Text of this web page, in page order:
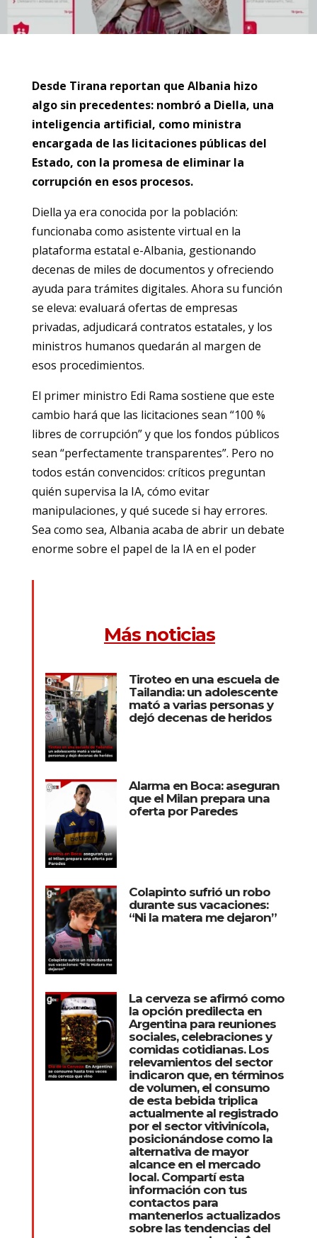
Desde Tirana reportan que Albania hizo
algo sin precedentes: nombró a Diella, una
inteligencia artificial, como ministra
encargada de las licitaciones públicas del
Estado, con la promesa de eliminar la
corrupción en esos procesos.
Diella ya era conocida por la población:
funcionaba como asistente virtual en la
plataforma estatal e-Albania, gestionando
decenas de miles de documentos y ofreciendo
ayuda para trámites digitales. Ahora su función
se eleva: evaluará ofertas de empresas
privadas, adjudicará contratos estatales, y los
ministros humanos quedarán al margen de
esos procedimientos.
El primer ministro Edi Rama sostiene que este
cambio hará que las licitaciones sean “100 %
libres de corrupción” y que los fondos públicos
sean “perfectamente transparentes”. Pero no
todos están convencidos: críticos preguntan
quién supervisa la IA, cómo evitar
manipulaciones, y qué sucede si hay errores.
Sea como sea, Albania acaba de abrir un debate
enorme sobre el papel de la IA en el poder
Más noticias
Tiroteo en una escuela de
Tailandia: un adolescente
mató a varias personas y
dejó decenas de heridos
Alarma en Boca: aseguran
que el Milan prepara una
oferta por Paredes
Colapinto sufrió un robo
durante sus vacaciones:
“Ni la matera me dejaron”
La cerveza se afirmó como
la opción predilecta en
Argentina para reuniones
sociales, celebraciones y
comidas cotidianas. Los
relevamientos del sector
indicaron que, en términos
de volumen, el consumo
de esta bebida triplica
actualmente al registrado
por el sector vitivinícola,
posicionándose como la
alternativa de mayor
alcance en el mercado
local. Compartí esta
información con tus
contactos para
mantenerlos actualizados
sobre las tendencias del